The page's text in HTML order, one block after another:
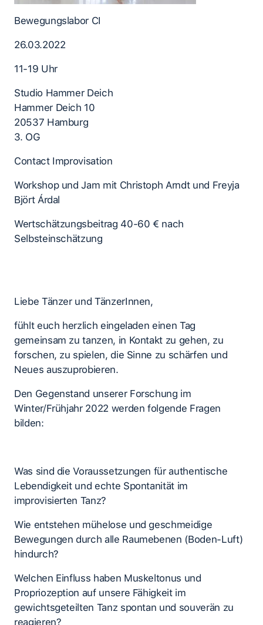
Bewegungslabor CI
26.03.2022
11-19 Uhr
Studio Hammer Deich
Hammer Deich 10
20537 Hamburg
3. OG
Contact Improvisation
Workshop und Jam mit Christoph Arndt und Freyja
Björt Árdal
Wertschätzungsbeitrag 40-60 € nach
Selbsteinschätzung
Liebe Tänzer und TänzerInnen,
fühlt euch herzlich eingeladen einen Tag
gemeinsam zu tanzen, in Kontakt zu gehen, zu
forschen, zu spielen, die Sinne zu schärfen und
Neues auszuprobieren.
Den Gegenstand unserer Forschung im
Winter/Frühjahr 2022 werden folgende Fragen
bilden:
Was sind die Voraussetzungen für authentische
Lebendigkeit und echte Spontanität im
improvisierten Tanz?
Wie entstehen mühelose und geschmeidige
Bewegungen durch alle Raumebenen (Boden-Luft)
hindurch?
Welchen Einfluss haben Muskeltonus und
Propriozeption auf unsere Fähigkeit im
gewichtsgeteilten Tanz spontan und souverän zu
reagieren?